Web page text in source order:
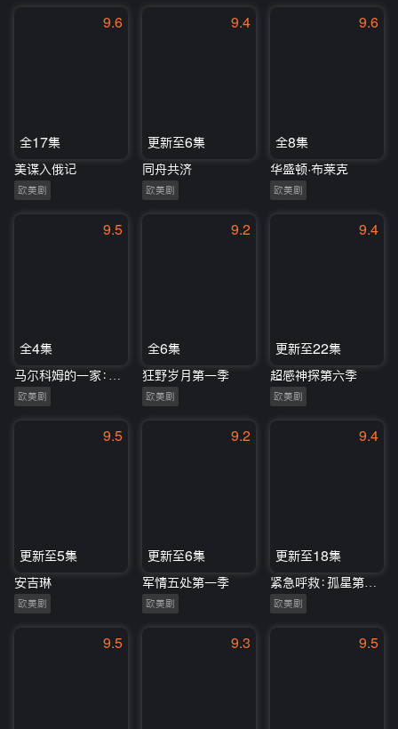
9.6
全17集
美谍入俄记
欧美剧
9.4
更新至6集
同舟共济
欧美剧
9.6
全8集
华盛顿·布莱克
欧美剧
9.5
全4集
马尔科姆的一家：生活依旧不公
欧美剧
9.2
全6集
狂野岁月第一季
欧美剧
9.4
更新至22集
超感神探第六季
欧美剧
9.5
更新至5集
安吉琳
欧美剧
9.2
更新至6集
军情五处第一季
欧美剧
9.4
更新至18集
欧美剧
9.5 9.3 9.5